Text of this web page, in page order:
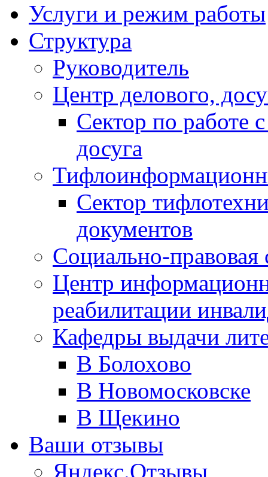
Услуги и режим работы
Структура
Руководитель
Центр делового,
Сектор по работе
досуга
Сектор
документов
Социально-правовая
Центр
реабилитации
Кафедры выдачи
В Болохово
В Новомосковске
В Щекино
Ваши отзывы
Яндекс.Отзывы